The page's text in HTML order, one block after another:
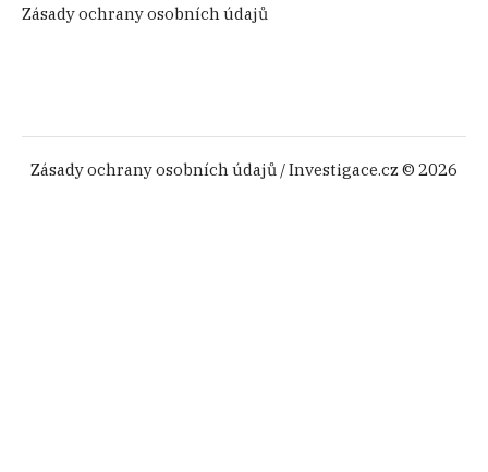
Zásady ochrany osobních údajů
Zásady ochrany osobních údajů / Investigace.cz © 2026